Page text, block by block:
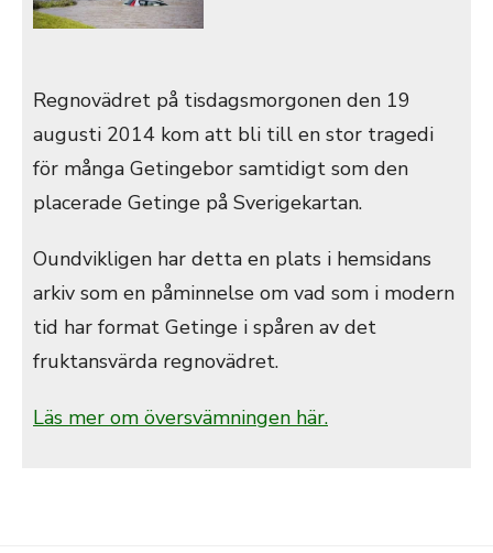
Regnovädret på tisdagsmorgonen den 19
augusti 2014 kom att bli till en stor tragedi
för många Getingebor samtidigt som den
placerade Getinge på Sverigekartan.
Oundvikligen har detta en plats i hemsidans
arkiv som en påminnelse om vad som i modern
tid har format Getinge i spåren av det
fruktansvärda regnovädret.
Läs mer om översvämningen här.